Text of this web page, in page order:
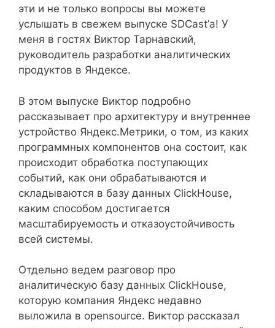
эти и не только вопросы вы можете
услышать в свежем выпуске SDCast’а! У
меня в гостях Виктор Тарнавский,
руководитель разработки аналитических
продуктов в Яндексе.
В этом выпуске Виктор подробно
рассказывает про архитектуру и внутреннее
устройство Яндекс.Метрики, о том, из каких
программных компонентов она состоит, как
происходит обработка поступающих
событий, как они обрабатываются и
складываются в базу данных ClickHouse,
каким способом достигается
масштабируемость и отказоустойчивость
всей системы.
Отдельно ведем разговор про
аналитическую базу данных ClickHouse,
которую компания Яндекс недавно
выложила в opensource. Виктор рассказал